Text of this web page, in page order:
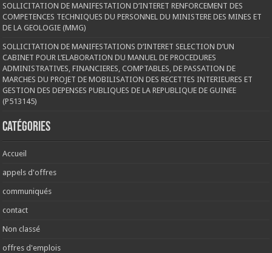
SOLLICITATION DE MANIFESTATION D’INTERET RENFORCEMENT DES
COMPETENCES TECHNIQUES DU PERSONNEL DU MINISTERE DES MINES ET
DE LA GEOLOGIE (MMG)
SOLLICITATION DE MANIFESTATIONS D’INTERET SELECTION D’UN
CABINET POUR L’ELABORATION DU MANUEL DE PROCEDURES
ADMINISTRATIVES, FINANCIERES, COMPTABLES, DE PASSATION DE
MARCHES DU PROJET DE MOBILISATION DES RECETTES INTERIEURES ET
GESTION DES DEPENSES PUBLIQUES DE LA REPUBLIQUE DE GUINEE
(P513145)
Catégories
Accueil
appels d'offres
communiqués
contact
Non classé
offres d'emplois